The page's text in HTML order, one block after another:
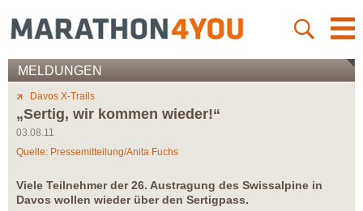
MELDUNGEN
Davos X-Trails
„Sertig, wir kommen wieder!“
03.08.11
Quelle: Pressemitteilung/Anita Fuchs
Viele Teilnehmer der 26. Austragung des Swissalpine in
Davos wollen wieder über den Sertigpass.